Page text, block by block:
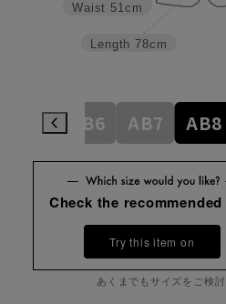
Length 78cm
Waist 51cm
AB6 AB7 AB8
Check the
Try this item on
あくまでもサイズをご検